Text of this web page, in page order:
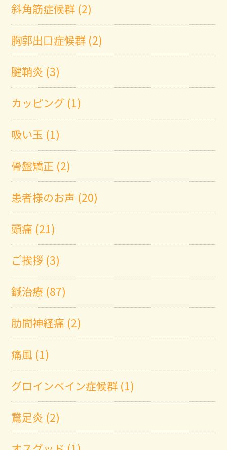
斜角筋症候群 (2)
胸郭出口症候群 (2)
腱鞘炎 (3)
カッピング (1)
吸い玉 (1)
骨盤矯正 (2)
患者様のお声 (20)
頭痛 (21)
ご挨拶 (3)
鍼治療 (87)
肋間神経痛 (2)
痛風 (1)
グロインペイン症候群 (1)
鵞足炎 (2)